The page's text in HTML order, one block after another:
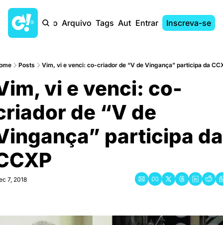
Início Arquivo Tags AutoresEntrar Inscreva-se
Posts Vim, vi e venci: co-criador de “V de Vingança” participa da
vi e venci: co-
de “V de
participa da
7, 2018